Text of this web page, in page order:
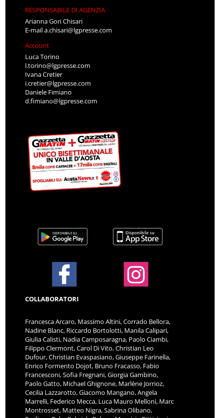
RESPONSABILE DI AGENZIA
Arianna Gori Chisari
E-maila.chisari@lgpresse.com
Account
Luca Torino
l.torino@lgpresse.com
Ivana Cretier
i.cretier@lgpresse.com
Daniele Fimiano
d.fimiano@lgpresse.com
COLLABORATORI
Francesca Arcaro, Massimo Altini, Corrado Bellora,
Nadine Blanc, Riccardo Bortolotti, Manila Calipari,
Giulia Calisti, Nadia Camposaragna, Paolo Ciambi,
Filippo Clermont, Carol Di Vito, Christian Leo
Dufour, Christian Evaspasiano, Giuseppe Farinella,
Enrico Formento Dojot, Bruno Fracasso, Fabio
Francesconi, Sofia Fregnani, Giorgia Gambino,
Paolo Gatto, Michael Ghignone, Marlène Jorrioz,
Cecilia Lazzarotto, Giacomo Mangano, Angela
Marrelli, Federico Mecca, Luca Mauro Melloni, Marc
Montrosset, Matteo Nigra, Sabrina Olibano,